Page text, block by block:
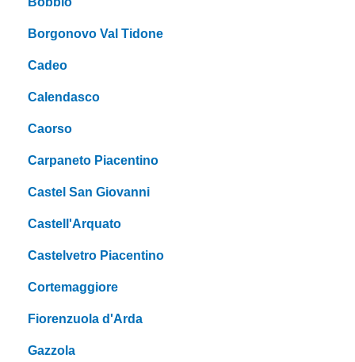
Borgonovo Val Tidone
Cadeo
Calendasco
Caorso
Carpaneto Piacentino
Castel San Giovanni
Castell'Arquato
Castelvetro Piacentino
Cortemaggiore
Fiorenzuola d'Arda
Gazzola